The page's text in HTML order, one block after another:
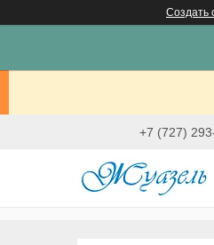
Создать
+7 (727)